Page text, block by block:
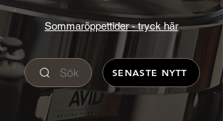
Sommaröppettider - tryck här
Sök SENASTE NYTT